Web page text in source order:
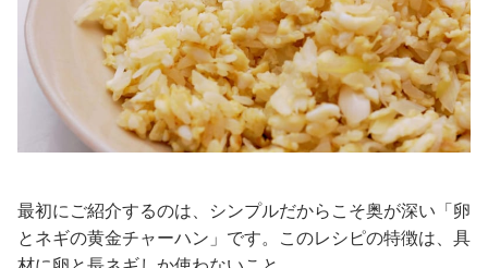
最初にご紹介するのは、シンプルだからこそ奥が深い「卵
とネギの黄金チャーハン」です。このレシピの特徴は、具